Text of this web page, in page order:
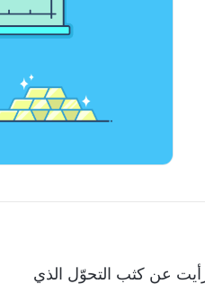
عن كثب التحوّل الذي